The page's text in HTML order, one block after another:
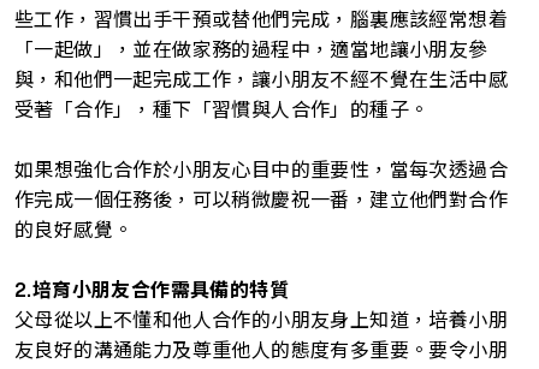
些工作，習慣出手干預或替他們完成，腦裏應該經常想着
「一起做」，並在做家務的過程中，適當地讓小朋友參
與，和他們一起完成工作，讓小朋友不經不覺在生活中感
受著「合作」，種下「習慣與人合作」的種子。
如果想強化合作於小朋友心目中的重要性，當每次透過合
作完成一個任務後，可以稍微慶祝一番，建立他們對合作
的良好感覺。
2.培育小朋友合作需具備的特質
父母從以上不懂和他人合作的小朋友身上知道，培養小朋
友良好的溝通能力及尊重他人的態度有多重要。要令小朋